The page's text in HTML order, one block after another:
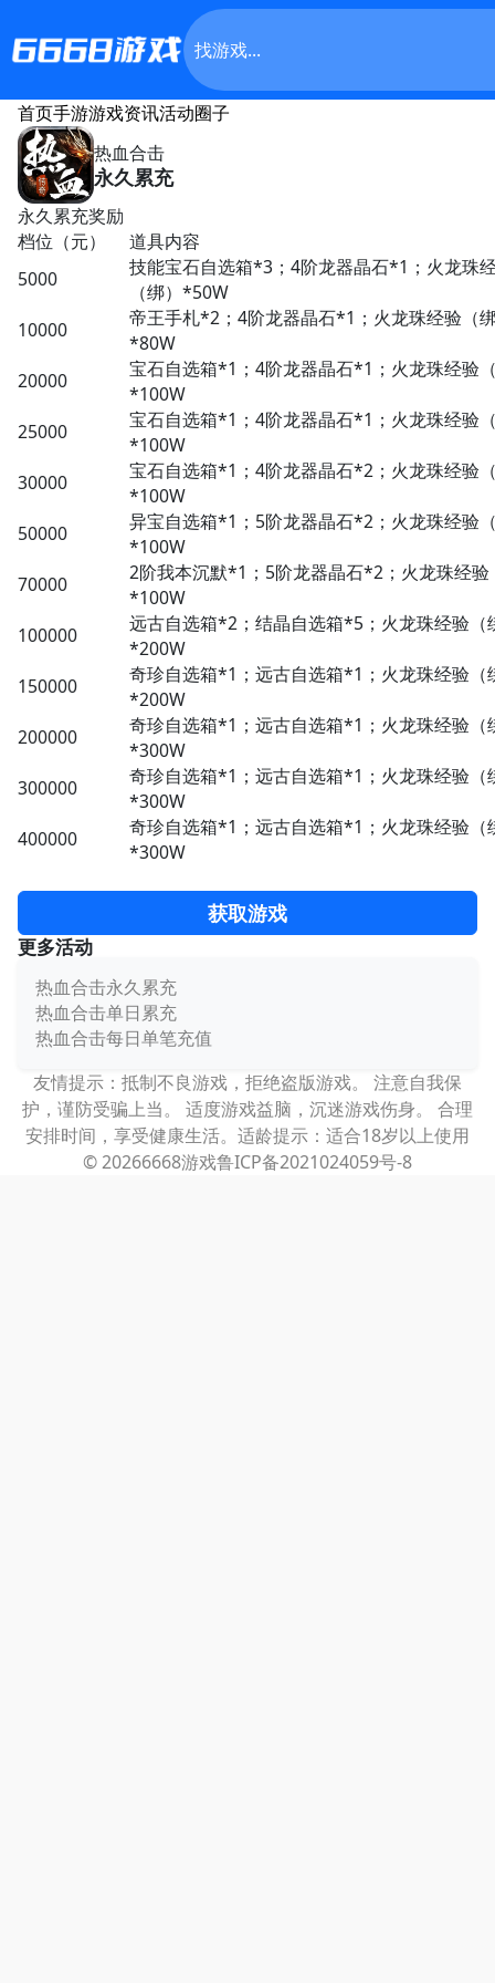
首页手游游戏资讯活动圈子
热血合击
永久累充
永久累充奖励
档位（元）
道具内容
5000
技能宝石自选箱*3；4阶龙器晶石*1；火龙珠
（绑）*50W
10000
帝王手札*2；4阶龙器晶石*1；火龙珠经验（
*80W
20000
宝石自选箱*1；4阶龙器晶石*1；火龙珠经验
*100W
25000
宝石自选箱*1；4阶龙器晶石*1；火龙珠经验
*100W
30000
宝石自选箱*1；4阶龙器晶石*2；火龙珠经验
*100W
50000
异宝自选箱*1；5阶龙器晶石*2；火龙珠经验
*100W
70000
2阶我本沉默*1；5阶龙器晶石*2；火龙珠经
*100W
100000
远古自选箱*2；结晶自选箱*5；火龙珠经验
*200W
150000
奇珍自选箱*1；远古自选箱*1；火龙珠经验
*200W
200000
奇珍自选箱*1；远古自选箱*1；火龙珠经验
*300W
300000
奇珍自选箱*1；远古自选箱*1；火龙珠经验
*300W
400000
奇珍自选箱*1；远古自选箱*1；火龙珠经验
*300W
获取游戏
更多活动
热血合击永久累充
热血合击单日累充
热血合击每日单笔充值
友情提示：抵制不良游戏，拒绝盗版游戏。 注意自我保
护，谨防受骗上当。 适度游戏益脑，沉迷游戏伤身。 合理
安排时间，享受健康生活。适龄提示：适合18岁以上使用
© 20266668游戏鲁ICP备2021024059号-8